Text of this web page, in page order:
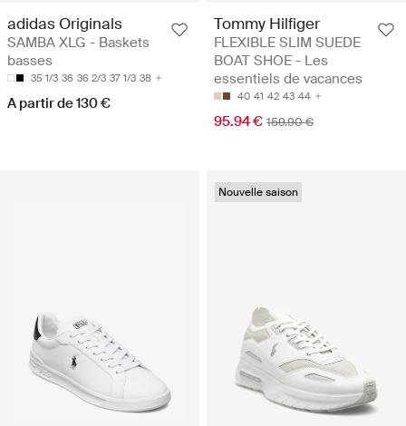
adidas Originals
SAMBA XLG - Baskets
basses
35 1/3 36 36 2/3 37 1/3 38
A partir de 130 €
Tommy Hilfiger
FLEXIBLE SLIM SUEDE
BOAT SHOE - Les
essentiels de vacances
40 41 42 43 44
95.94 € 159.90 €
Nouvelle saison